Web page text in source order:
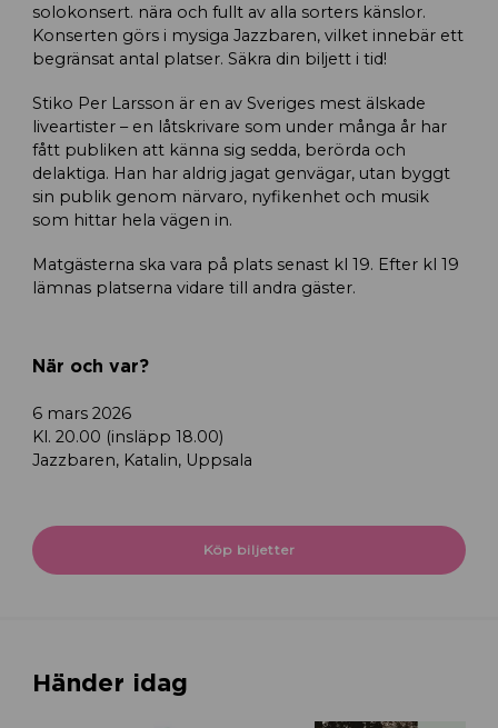
solokonsert. nära och fullt av alla sorters känslor.
Konserten görs i mysiga Jazzbaren, vilket innebär ett
begränsat antal platser. Säkra din biljett i tid!
Stiko Per Larsson är en av Sveriges mest älskade
liveartister – en låtskrivare som under många år har
fått publiken att känna sig sedda, berörda och
delaktiga. Han har aldrig jagat genvägar, utan byggt
sin publik genom närvaro, nyfikenhet och musik
som hittar hela vägen in.
Matgästerna ska vara på plats senast kl 19. Efter kl 19
lämnas platserna vidare till andra gäster.
När och var?
6 mars 2026
Kl. 20.00 (insläpp 18.00)
Jazzbaren, Katalin, Uppsala
Köp biljetter
Händer idag